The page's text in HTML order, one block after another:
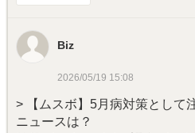
Biz
2026/05/19 15:08
> 【ムスボ】5月病対策として
ニュースは？